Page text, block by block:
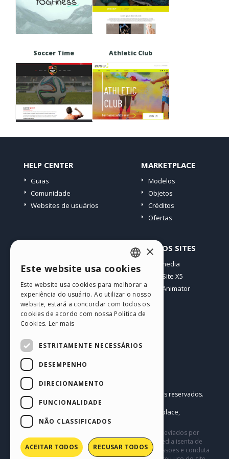
Soccer Time Athletic Club
HELP CENTER
Guias
Comunidade
Websites de usuários
MARKETPLACE
Modelos
Objetos
Créditos
Ofertas
Meus posts
Download
Hospedagem Web
Meus Créditos
OUTROS SITES
Incomedia
WebSite X5
WebAnimator
Português BR
Copyright © 2026
Todos os direitos reservados.
P.IVA IT07514640015
Help Center / Marketplace,
Templates,Objects|Política de Privacidade
Este site contém conteúdo comentários e opiniões eviados por
usuários, e é apenas para fins informativos. Incomedia isenta de
toda e qualquer responsabilidade pelos atos, omissões e conduta
ENGLISH
ITALIAN
GERMAN
PORTUGUESE
×
Este website usa cookies
Este website usa cookies para melhorar a
experiência do usuário. Ao utilizar o nosso
website, estará a concordar com todos os
cookies de acordo com nossa Política de
Cookies. Ler mais
ESTRITAMENTE NECESSÁRIOS
DESEMPENHO
DIRECIONAMENTO
FUNCIONALIDADE
NÃO CLASSIFICADOS
ACEITAR TODOS RECUSAR TODOS